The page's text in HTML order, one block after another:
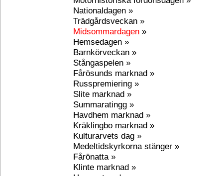
Nationaldagen »
Trädgårdsveckan »
Midsommardagen »
Hemsedagen »
Barnkörveckan »
Stångaspelen »
Fårösunds marknad »
Russpremiering »
Slite marknad »
Summaratingg »
Havdhem marknad »
Kräklingbo marknad »
Kulturarvets dag »
Medeltidskyrkorna stänger »
Fårönatta »
Klinte marknad »